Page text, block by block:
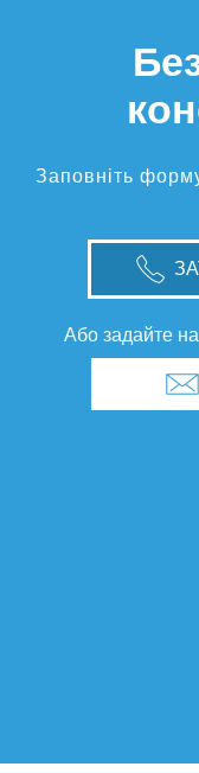
Заповніть
Або задайте